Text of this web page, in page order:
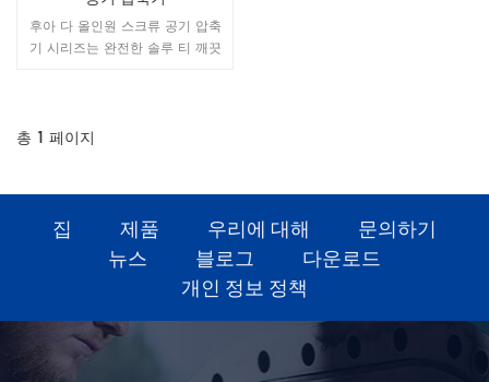
후아 다 올인원 스크류 공기 압축
기 시리즈는 완전한 솔루 티 깨끗
만하면 비용 절감 및 space.
총 1 페이지
집 제품 우리에 대해
문의하기
뉴스
블로그
다운로드
개인 정보 정책